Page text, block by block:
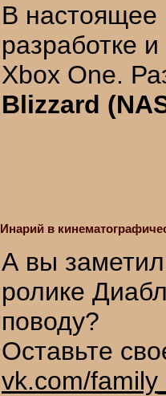
В настоящее
разработке
Xbox One.
Blizzard
Инарий в
А вы
ролике
поводу?
Оставьте
vk.com/